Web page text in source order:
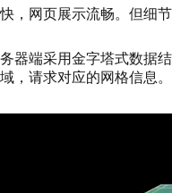
，网页展示流畅。但细
器端采用金字塔式数据
，请求对应的网格信息